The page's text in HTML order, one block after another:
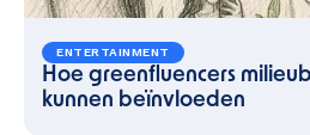
ENTERTAINMENT
Hoe greenfluencers
kunnen beïnvloeden